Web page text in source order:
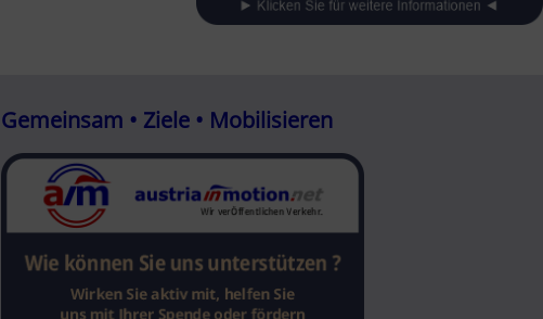
Gemeinsam • Ziele • Mobilisieren